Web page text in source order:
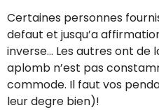
Certaines personnes
defaut et jusqu’a
inverse… Les autres ont de
aplomb n’est pas
commode. Il faut vos
leur degre bien)!